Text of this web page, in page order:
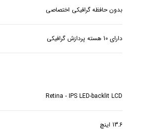
بدون حافظه گرافیکی اختصاصی
دارای 10 هسته پردازش گرافیکی
Retina - IPS LED-backlit LCD
13.6 اینچ